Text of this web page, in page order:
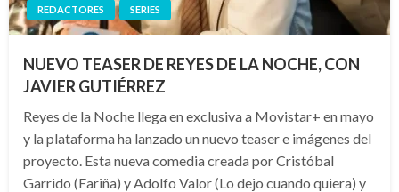
REDACTORES SERIES
NUEVO TEASER DE REYES DE LA NOCHE, CON
JAVIER GUTIÉRREZ
Reyes de la Noche llega en exclusiva a Movistar+ en mayo
y la plataforma ha lanzado un nuevo teaser e imágenes del
proyecto. Esta nueva comedia creada por Cristóbal
Garrido (Fariña) y Adolfo Valor (Lo dejo cuando quiera) y